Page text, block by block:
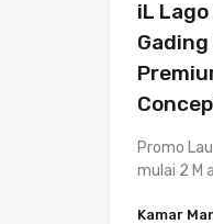
iL
Promo
mulai 2 M
Kamar